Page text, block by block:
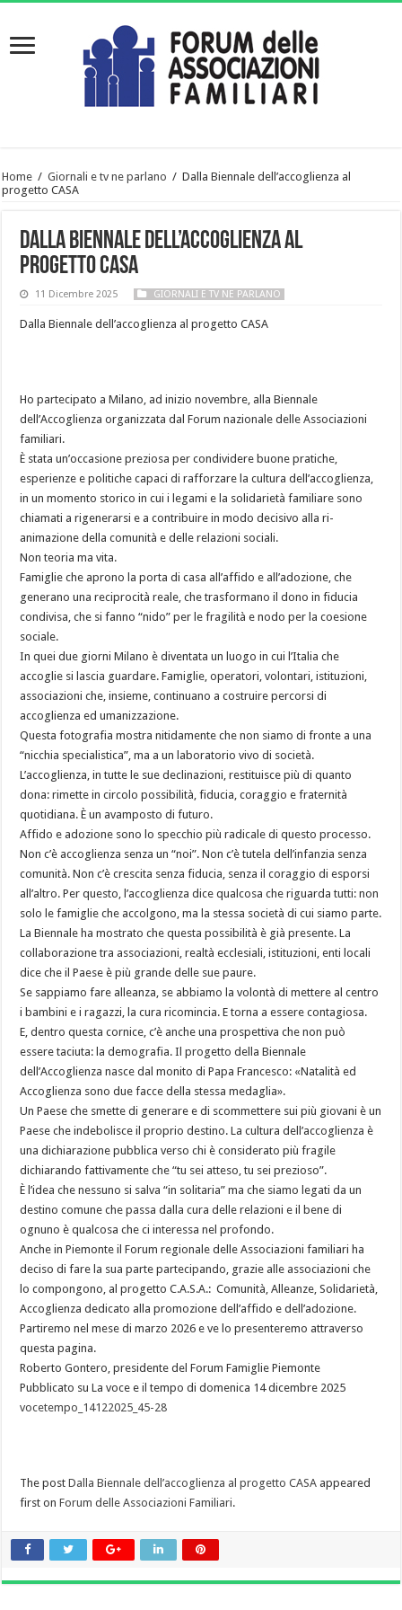
Home / Giornali e tv ne parlano / Dalla Biennale dell’accoglienza al
progetto CASA
Dalla Biennale dell’accoglienza al
progetto CASA
11 Dicembre 2025 GIORNALI E TV NE PARLANO
Dalla Biennale dell’accoglienza al progetto CASA
Ho partecipato a Milano, ad inizio novembre, alla Biennale
dell’Accoglienza organizzata dal Forum nazionale delle Associazioni
familiari.
È stata un’occasione preziosa per condividere buone pratiche,
esperienze e politiche capaci di rafforzare la cultura dell’accoglienza,
in un momento storico in cui i legami e la solidarietà familiare sono
chiamati a rigenerarsi e a contribuire in modo decisivo alla ri-
animazione della comunità e delle relazioni sociali.
Non teoria ma vita.
Famiglie che aprono la porta di casa all’affido e all’adozione, che
generano una reciprocità reale, che trasformano il dono in fiducia
condivisa, che si fanno “nido” per le fragilità e nodo per la coesione
sociale.
In quei due giorni Milano è diventata un luogo in cui l’Italia che
accoglie si lascia guardare. Famiglie, operatori, volontari, istituzioni,
associazioni che, insieme, continuano a costruire percorsi di
accoglienza ed umanizzazione.
Questa fotografia mostra nitidamente che non siamo di fronte a una
“nicchia specialistica”, ma a un laboratorio vivo di società.
L’accoglienza, in tutte le sue declinazioni, restituisce più di quanto
dona: rimette in circolo possibilità, fiducia, coraggio e fraternità
quotidiana. È un avamposto di futuro.
Affido e adozione sono lo specchio più radicale di questo processo.
Non c’è accoglienza senza un “noi”. Non c’è tutela dell’infanzia senza
comunità. Non c’è crescita senza fiducia, senza il coraggio di esporsi
all’altro. Per questo, l’accoglienza dice qualcosa che riguarda tutti: non
solo le famiglie che accolgono, ma la stessa società di cui siamo parte.
La Biennale ha mostrato che questa possibilità è già presente. La
collaborazione tra associazioni, realtà ecclesiali, istituzioni, enti locali
dice che il Paese è più grande delle sue paure.
Se sappiamo fare alleanza, se abbiamo la volontà di mettere al centro
i bambini e i ragazzi, la cura ricomincia. E torna a essere contagiosa.
E, dentro questa cornice, c’è anche una prospettiva che non può
essere taciuta: la demografia. Il progetto della Biennale
dell’Accoglienza nasce dal monito di Papa Francesco: «Natalità ed
Accoglienza sono due facce della stessa medaglia».
Un Paese che smette di generare e di scommettere sui più giovani è un
Paese che indebolisce il proprio destino. La cultura dell’accoglienza è
una dichiarazione pubblica verso chi è considerato più fragile
dichiarando fattivamente che “tu sei atteso, tu sei prezioso”.
È l’idea che nessuno si salva “in solitaria” ma che siamo legati da un
destino comune che passa dalla cura delle relazioni e il bene di
ognuno è qualcosa che ci interessa nel profondo.
Anche in Piemonte il Forum regionale delle Associazioni familiari ha
deciso di fare la sua parte partecipando, grazie alle associazioni che
lo compongono, al progetto C.A.S.A.: Comunità, Alleanze, Solidarietà,
Accoglienza dedicato alla promozione dell’affido e dell’adozione.
Partiremo nel mese di marzo 2026 e ve lo presenteremo attraverso
questa pagina.
Roberto Gontero, presidente del Forum Famiglie Piemonte
Pubblicato su La voce e il tempo di domenica 14 dicembre 2025
vocetempo_14122025_45-28
The postDalla Biennale dell’accoglienza al progetto CASA appeared
first onForum delle Associazioni Familiari.